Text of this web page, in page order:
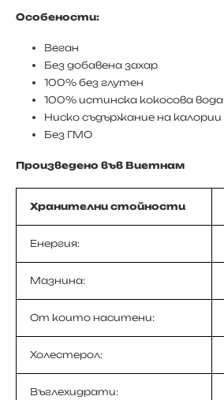
Особености:
Веган
Без добавена захар
100% без глутен
100% истинска кокосова вода
Ниско съдържание на калории
Без ГМО
Произведено във Виетнам
Хранителни стойности
Енергия:
Мазнина:
От които наситени:
Холестерол:
Въглехидрати: